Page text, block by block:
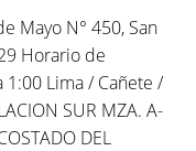
Mayo N° 450, San
Horario de
1:00 Lima / Cañete /
SUR MZA. A-
DEL